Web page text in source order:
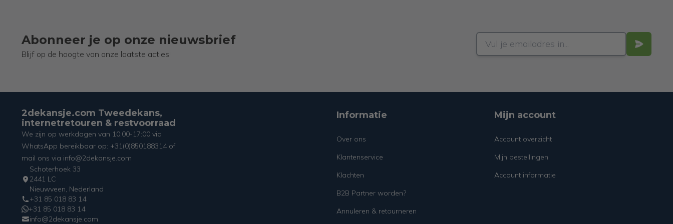
Abonneer je op onze nieuwsbrief
Blijf op de hoogte van onze laatste acties!
2dekansje.com Tweedekans,
internetretouren & restvoorraad
We zijn op werkdagen van 10:00-17:00 via
WhatsApp bereikbaar op: +31(0)850188314 of
mail ons via info@2dekansje.com
Schoterhoek 33
2441 LC
Nieuwveen, Nederland
+31 85 018 83 14
+31 85 018 83 14
info@2dekansje.com
Informatie
Over ons
Klantenservice
Klachten
B2B Partner worden?
Annuleren & retourneren
Mijn account
Account overzicht
Mijn bestellingen
Account informatie